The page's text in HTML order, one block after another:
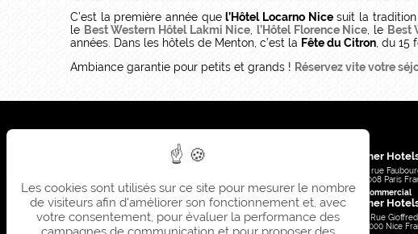
C’est la première année que l’Hôtel Locarno Nicesuit la tradition
le Best Western Hôtel Lakmi Nice l’Hôtel Florence Nice , le Best
années. Dans les hôtels de Menton, c’est la Fête du Citron , du
Ambiance garantie pour petits et grands ! Réservez vite votre
Summer
91, rue
75008 Paris
Siège commercial
Summer
49 Rue
06000 Nice
Les cookies sont utilisés sur ce site pour mesurer le nombre
de visiteurs afin d'améliorer son fonctionnement et, avec
votre consentement, pour évaluer la performance des